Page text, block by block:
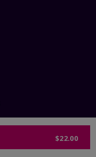
$22.00